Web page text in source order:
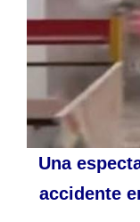
Una
accidente